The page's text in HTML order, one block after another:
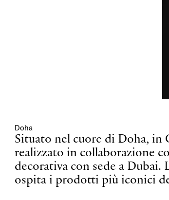
Doha
Situato nel cuore di Doha, in
realizzato in collaborazione
decorativa con sede a Dubai.
ospita i prodotti più iconici